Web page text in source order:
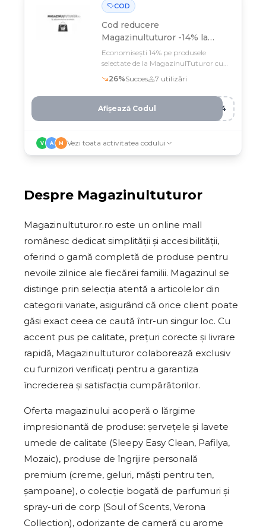
COD
Cod reducere
Magazinultuturor -14% la
produsele selectate
Economisești 14% pe produsele
selectate de la MagazinulTuturor cu
codul L***
26%Succes 7 utilizări
NA4
Afișează Codul
V A M Vezi toata activitatea codului
Despre Magazinultuturor
Magazinultuturor.ro este un online mall
românesc dedicat simplității și accesibilității,
oferind o gamă completă de produse pentru
nevoile zilnice ale fiecărei familii. Magazinul se
distinge prin selecția atentă a articolelor din
categorii variate, asigurând că orice client poate
găsi exact ceea ce caută într-un singur loc. Cu
accent pus pe calitate, prețuri corecte și livrare
rapidă, Magazinultuturor colaborează exclusiv
cu furnizori verificați pentru a garantiza
încrederea și satisfacția cumpărătorilor.
Oferta magazinului acoperă o lărgime
impresionantă de produse: șervețele și lavete
umede de calitate (Sleepy Easy Clean, Pafilya,
Mozaic), produse de îngrijire personală
premium (creme, geluri, măști pentru ten,
șampoane), o colecție bogată de parfumuri și
spray-uri de corp (Soul of Scents, Verona
Collection), odorizante de cameră cu arome